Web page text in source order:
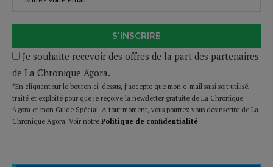
S'INSCRIRE
Je souhaite recevoir des offres de la part des partenaires
de La Chronique Agora.
*En cliquant sur le bouton ci-dessus, j’accepte que mon e-mail saisi soit utilisé,
traité et exploité pour que je reçoive la newsletter gratuite de La Chronique
Agora et mon Guide Spécial. A tout moment, vous pourrez vous désinscrire de La
Chronique Agora. Voir notre Politique de confidentialité.